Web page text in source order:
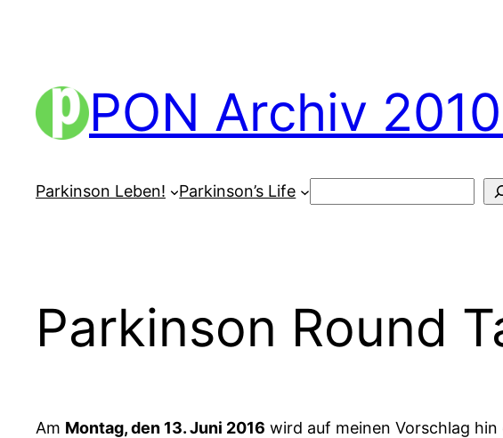
PON Archiv
Parkinson Leben! Parkinson’s Life Suchen
Parkinson Round
Am Montag, den 13. Juni 2016 wird auf meinen Vorschlag hin